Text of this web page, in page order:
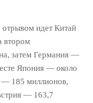
идет Китай
втором
затем Германия —
Япония — около
— 185 миллионов,
— 163,7